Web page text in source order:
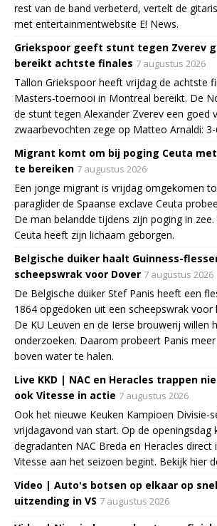
rest van de band verbeterd, vertelt de
met entertainmentwebsite E! News.
Griekspoor geeft stunt tegen Zverev
bereikt achtste finales 7 augustus 2026
Tallon Griekspoor heeft vrijdag de achtste
Masters-toernooi in Montreal bereikt. De
de stunt tegen Alexander Zverev een goed
zwaarbevochten zege op Matteo Arnaldi:
Migrant komt om bij poging Ceuta
te bereiken 7 augustus 2026
Een jonge migrant is vrijdag omgekomen
paraglider de Spaanse exclave Ceuta
De man belandde tijdens zijn poging in zee.
Ceuta heeft zijn lichaam geborgen.
Belgische duiker haalt Guinness-
scheepswrak voor Dover 7 augustus 2026
De Belgische duiker Stef Panis heeft een
1864 opgedoken uit een scheepswrak voor
De KU Leuven en de Ierse brouwerij willen
onderzoeken. Daarom probeert Panis
boven water te halen.
Live KKD | NAC en Heracles trappen
ook Vitesse in actie 7 augustus 2026
Ook het nieuwe Keuken Kampioen Divisie-
vrijdagavond van start. Op de openingsdag
degradanten NAC Breda en Heracles
Vitesse aan het seizoen begint. Bekijk hier
Video | Auto's botsen op elkaar op
uitzending in VS 7 augustus 2026